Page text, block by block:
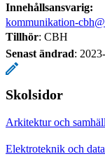
Innehållsansvarig:
kommunikation-
Tillhör: CBH
Senast ändrad:
Skolsidor
Arkitektur och
Elektroteknik och